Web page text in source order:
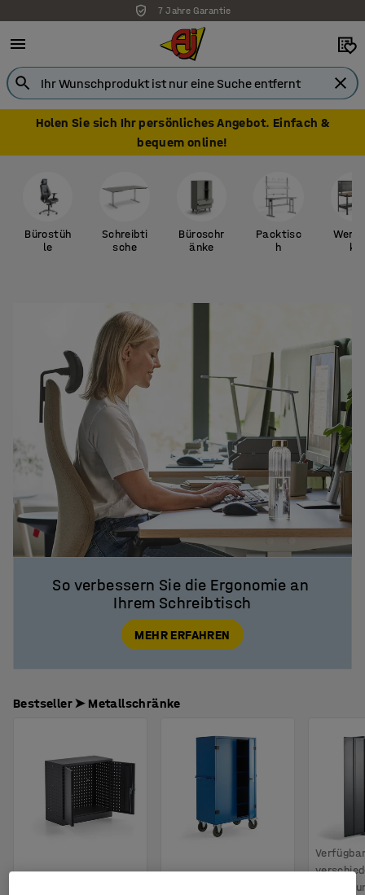
7 Jahre Garantie
Holen Sie sich Ihr persönliches Angebot. Einfach &
bequem online!
Bürostüh
le
Schreibti
sche
Büroschr
änke
Packtisc
h
ke
So verbessern Sie die Ergonomie an
Ihrem Schreibtisch
MEHR ERFAHREN
Bestseller ➤ Metallschränke